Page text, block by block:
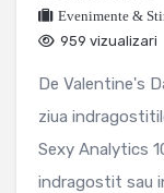
Evenimente &
959 vizualizari
De Valentine's
ziua
Sexy Analytics
indragostit sau